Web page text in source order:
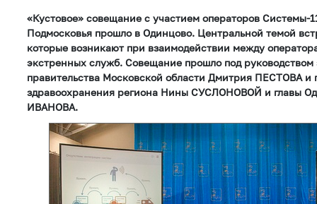
«Кустовое» совещание с участием операторов Системы-
Подмосковья прошло в Одинцово. Центральной темой
которые возникают при взаимодействии между
экстренных служб. Совещание прошло под руководством
правительства Московской области Дмитрия ПЕСТОВА и
здравоохранения региона Нины СУСЛОНОВОЙ и главы
ИВАНОВА.